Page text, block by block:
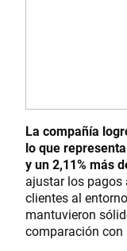
La compañía
lo que
y un 2,11% más
ajustar los pagos
clientes al
mantuvieron
comparación